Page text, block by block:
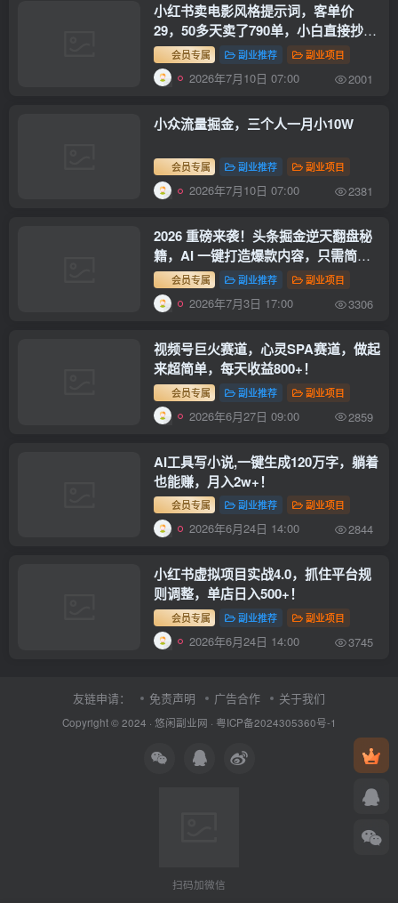
小红书卖电影风格提示词，客单价
29，50多天卖了790单，小白直接抄作
业！会员专属 副业推荐 副业项目
2026年7月10日 07:00 2001
小众流量掘金，三个人一月小10W
会员专属 副业推荐 副业项目
2026年7月10日 07:00 2381
2026 重磅来袭！头条掘金逆天翻盘秘
籍，AI 一键打造爆款内容，只需简单
复制粘贴，日入 1000 + 轻松实现！
会员专属 副业推荐 副业项目
2026年7月3日 17:00 3306
视频号巨火赛道，心灵SPA赛道，做起
来超简单，每天收益800+！
会员专属 副业推荐 副业项目
2026年6月27日 09:00 2859
AI工具写小说,一键生成120万字，躺着
也能赚，月入2w+！
会员专属 副业推荐 副业项目
2026年6月24日 14:00 2844
小红书虚拟项目实战4.0，抓住平台规
则调整，单店日入500+！
会员专属 副业推荐 副业项目
2026年6月24日 14:00 3745
友链申请： 免责声明 广告合作 关于我们
Copyright © 2024 · 悠闲副业网 · 粤ICP备2024305360号-1
扫码加微信